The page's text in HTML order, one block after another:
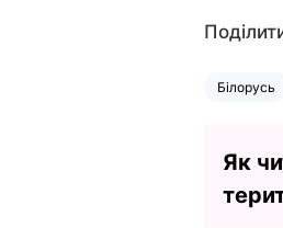
Білорусь
Як